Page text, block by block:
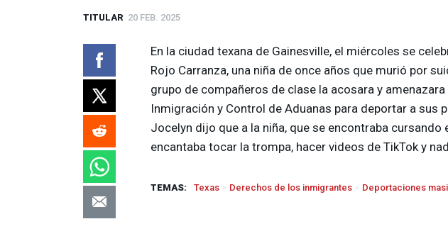
TITULAR 20 FEB. 2025
En la ciudad texana de Gainesville, el miércoles se
Rojo Carranza, una niña de once años que murió por
grupo de compañeros de clase la acosara y
Inmigración y Control de Aduanas para deportar a sus
Jocelyn dijo que a la niña, que se encontraba cursando
encantaba tocar la trompa, hacer videos de TikTok y
TEMAS: Texas Derechos de los inmigrantes Deportaciones